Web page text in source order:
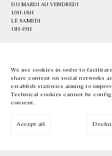
We use cookies in order to
share content on social networks
establish statistics aiming to
Technical cookies cannot be
consent.
Accept all
DU MARDI AU VENDREDI
10H-18H
LE SAMEDI
11H-19H
EN FR 中文 Facebook
Inscrivez-vous à notre newsletter